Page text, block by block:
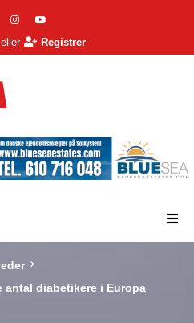
eller Registrer
diabetikere i Europa